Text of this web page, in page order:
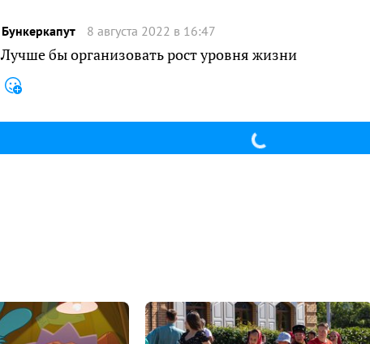
Бункеркапут 8 августа 2022 в 16:47
Лучше бы организовать рост уровня жизни